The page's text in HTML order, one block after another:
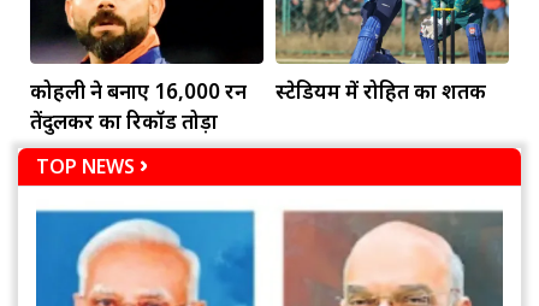
कोहली ने बनाए 16,000 रन
तेंदुलकर का रिकॉर्ड तोड़ा
स्टेडियम में रोहित का शतक
TOP NEWS